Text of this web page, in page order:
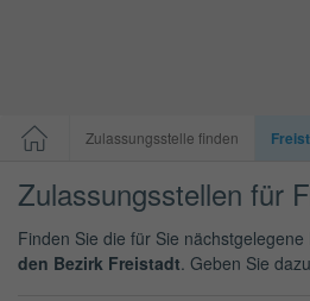
Zulassungsstelle finden
Zulassungsstellen für
Finden Sie die für Sie nächstgelegene
den Bezirk Freistadt. Geben Sie